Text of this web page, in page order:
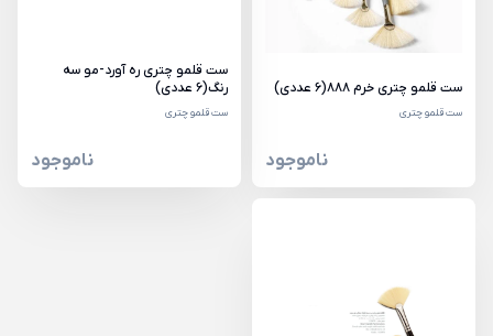
ست قلمو چتری خرم 888(6 عددی)
ست قلمو چتری
ناموجود
ست قلمو چتری ره آورد-مو سه
رنگ(6 عددی)
ست قلمو چتری
ناموجود